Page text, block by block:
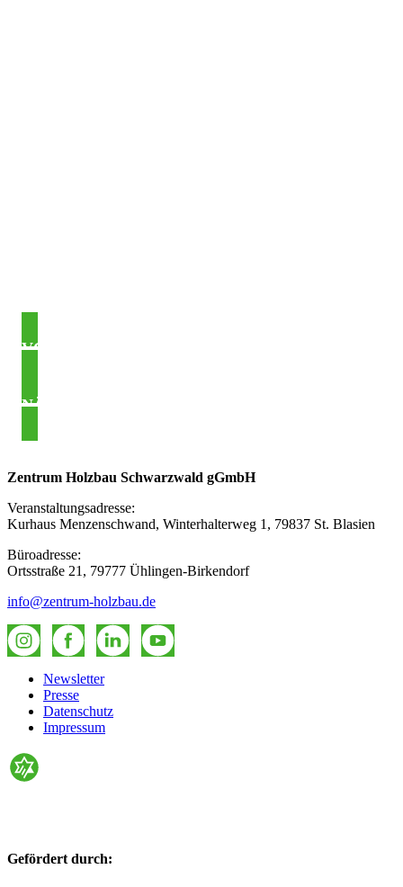
VORHERIGER BEITRAG
NÄCHSTER BEITRAG
Zentrum Holzbau Schwarzwald gGmbH
Veranstaltungsadresse:
Kurhaus Menzenschwand, Winterhalterweg 1, 79837 St. Blasien
Büroadresse:
Ortsstraße 21, 79777 Ühlingen-Birkendorf
info@zentrum-holzbau.de
Newsletter
Presse
Datenschutz
Impressum
Gefördert durch: